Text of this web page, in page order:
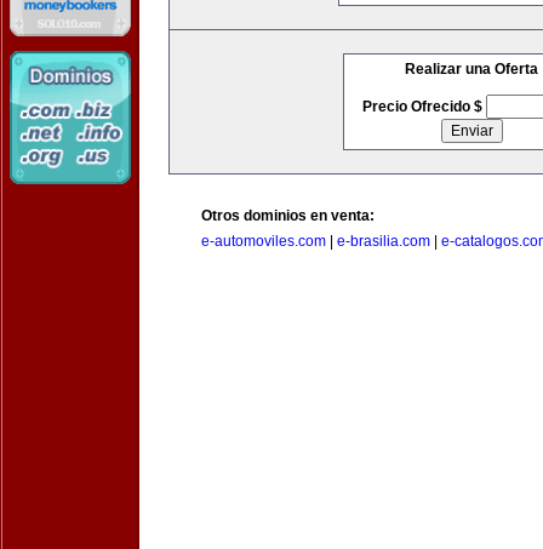
Realizar una Oferta
Precio Ofrecido $
Otros dominios en venta:
e-automoviles.com
e-brasilia.com e-